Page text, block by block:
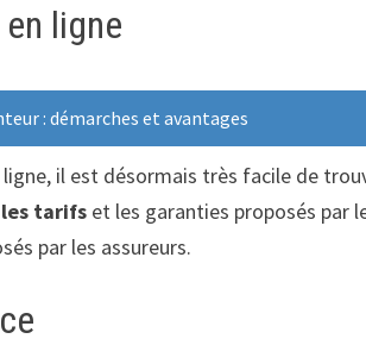
ligne
: démarches et avantages
il est désormais très facile de
tarifs et les garanties proposés par
par les assureurs.